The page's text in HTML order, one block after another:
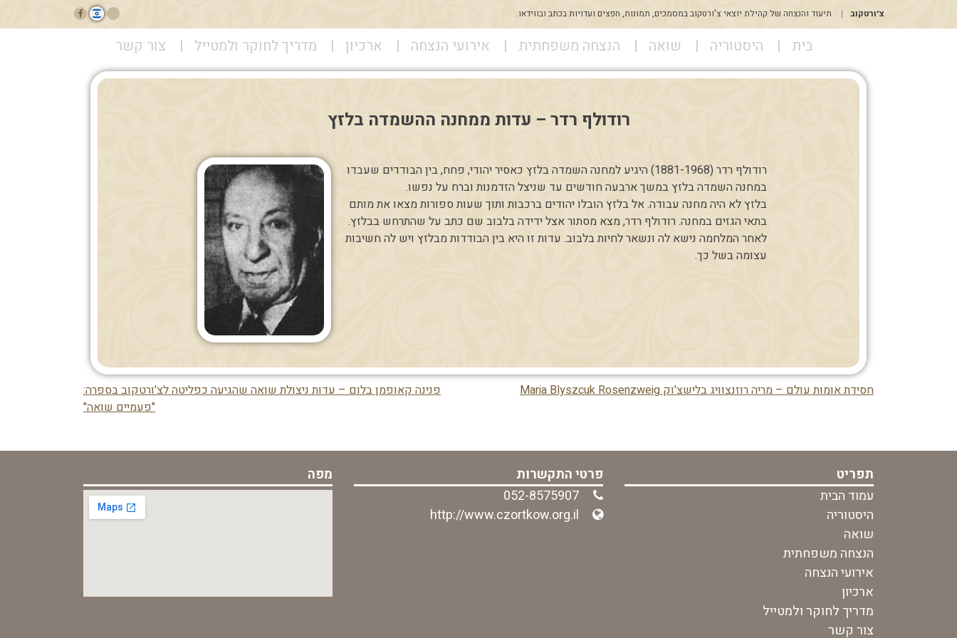
לתוכן
צ׳ורטקוב תיעוד והנצחה של קהילת יוצאי צ'ורטקוב במסמכים, תמונות, חפצים ועדויות בכתב ובווידאו.
בית היסטוריה שואה הנצחה משפחתית אירועי הנצחה ארכיון מדריך לחוקר ולמטייל צור קשר
רודולף רדר – עדות ממחנה ההשמדה בלזץ
רודולף רדר (1881-1968) היגיע למחנה השמדה בלזץ כאסיר יהודי, פחח, בין הבודדים שעבדו
במחנה השמדה בלזץ במשך ארבעה חודשים עד שניצל הזדמנות וברח על נפשו.
בלזץ לא היה מחנה עבודה. אל בלזץ הובלו יהודים ברכבות ותוך שעות ספורות מצאו את מותם
בתאי הגזים במחנה. רודולף רדר, מצא מסתור אצל ידידה בלבוב שם כתב על שהתרחש בבלזץ.
לאחר המלחמה נישא לה ונשאר לחיות בלבוב. עדות זו היא בין הבודדות מבלזץ ויש לה חשיבות
עצומה בשל כך.
פנינה קאופמן בלום – עדות ניצולת שואה שהגיעה כפליטה לצ'ורטקוב בספרה:
"פעמיים שואה"
חסידת אומות עולם – מריה רוזנצוויג בלישצ'וק Maria Blyszcuk Rosenzweig
תפריט
עמוד הבית
היסטוריה
שואה
הנצחה משפחתית
אירועי הנצחה
ארכיון
מדריך לחוקר ולמטייל
צור קשר
פרטי התקשרות
מפה